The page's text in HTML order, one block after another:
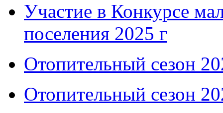
Участие в Конкурсе
поселения 2025 г
Отопительный сезон
Отопительный сезон